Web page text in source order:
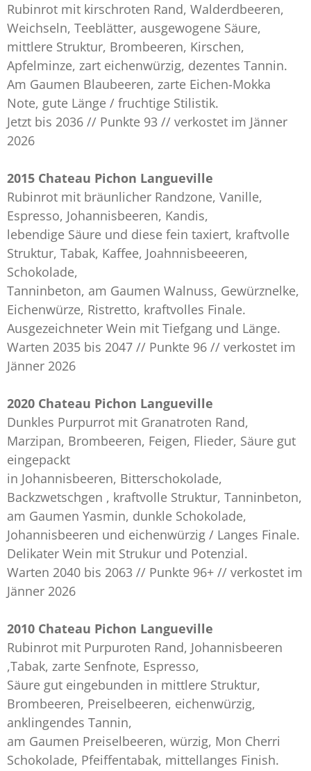
Rubinrot mit kirschroten Rand, Walderdbeeren,
Weichseln, Teeblätter, ausgewogene Säure,
mittlere Struktur, Brombeeren, Kirschen,
Apfelminze, zart eichenwürzig, dezentes Tannin.
Am Gaumen Blaubeeren, zarte Eichen-Mokka
Note, gute Länge / fruchtige Stilistik.
Jetzt bis 2036 // Punkte 93 // verkostet im Jänner
2026
2015 Chateau Pichon Langueville
Rubinrot mit bräunlicher Randzone, Vanille,
Espresso, Johannisbeeren, Kandis,
lebendige Säure und diese fein taxiert, kraftvolle
Struktur, Tabak, Kaffee, Joahnnisbeeeren,
Schokolade,
Tanninbeton, am Gaumen Walnuss, Gewürznelke,
Eichenwürze, Ristretto, kraftvolles Finale.
Ausgezeichneter Wein mit Tiefgang und Länge.
Warten 2035 bis 2047 // Punkte 96 // verkostet im
Jänner 2026
2020 Chateau Pichon Langueville
Dunkles Purpurrot mit Granatroten Rand,
Marzipan, Brombeeren, Feigen, Flieder, Säure gut
eingepackt
in Johannisbeeren, Bitterschokolade,
Backzwetschgen , kraftvolle Struktur, Tanninbeton,
am Gaumen Yasmin, dunkle Schokolade,
Johannisbeeren und eichenwürzig / Langes Finale.
Delikater Wein mit Strukur und Potenzial.
Warten 2040 bis 2063 // Punkte 96+ // verkostet im
Jänner 2026
2010 Chateau Pichon Langueville
Rubinrot mit Purpuroten Rand, Johannisbeeren
,Tabak, zarte Senfnote, Espresso,
Säure gut eingebunden in mittlere Struktur,
Brombeeren, Preiselbeeren, eichenwürzig,
anklingendes Tannin,
am Gaumen Preiselbeeren, würzig, Mon Cherri
Schokolade, Pfeiffentabak, mittellanges Finish.